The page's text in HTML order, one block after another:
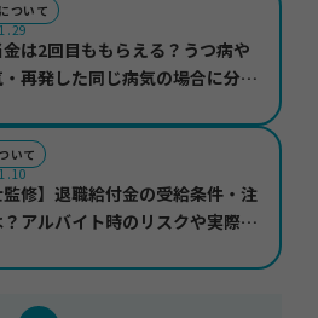
ついて
は2回目ももらえる？うつ病や
再発した同じ病気の場合に分け
いて
監修】退職給付金の受給条件・注
アルバイト時のリスクや実際の